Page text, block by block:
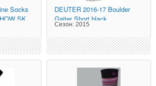
Socks
SK
DEUTER 2016-17 Boulder
Gaiter Short black
Сезон: 2015